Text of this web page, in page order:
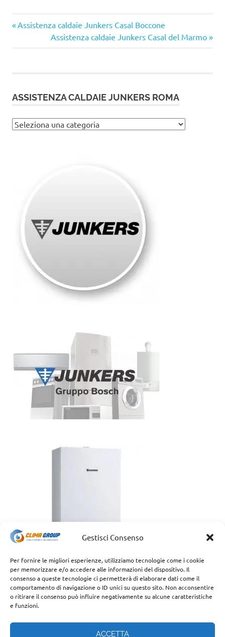
Gestisci Consenso
Per fornire le migliori esperienze, utilizziamo tecnologie come i cookie
per memorizzare e/o accedere alle informazioni del dispositivo. Il
consenso a queste tecnologie ci permetterà di elaborare dati come il
comportamento di navigazione o ID unici su questo sito. Non acconsentire
o ritirare il consenso può influire negativamente su alcune caratteristiche
e funzioni.
ACCETTA
Navigazione
articoli
Articolo
precedente:
Assistenza caldaie Junkers Casal Boccone
Articolo
successivo:
Assistenza caldaie Junkers Casal del Marmo
ASSISTENZA CALDAIE JUNKERS ROMA
Assistenza